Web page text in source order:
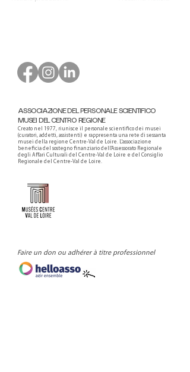
ASSOCIAZIONE DEL PERSONALE SCIENTIFICO
MUSEI DEL CENTRO REGIONE
Creato nel 1977, riunisce il personale scientifico dei musei
(curatori, addetti, assistenti) e rappresenta una rete di sessanta
musei della regione Centre-Val de Loire. L'associazione
beneficia del sostegno finanziario dell'Assessorato Regionale
degli Affari Culturali del Centre-Val de Loire e del Consiglio
Regionale del Centre-Val de Loire.
Faire un don ou adhérer à titre professionnel